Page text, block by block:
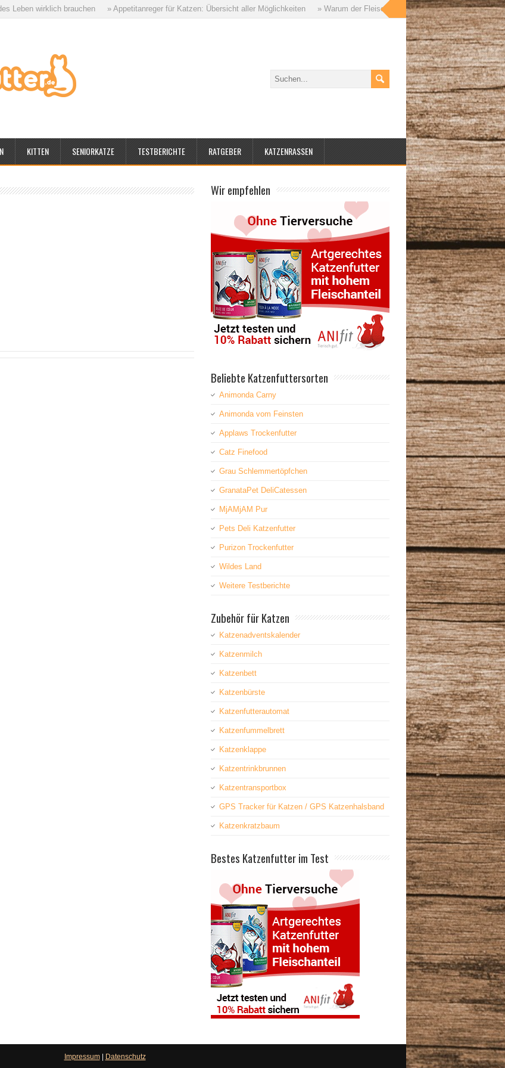
wirklich brauchen » Appetitanreger für Katzen: Übersicht aller Möglichkeiten » Warum der Fleischanteil im Katzenfutter so wichtig ist –
KITTEN SENIORKATZE TESTBERICHTE RATGEBER KATZENRASSEN
Wir empfehlen
Beliebte Katzenfuttersorten
Animonda Carny
Animonda vom Feinsten
Applaws Trockenfutter
Catz Finefood
Grau Schlemmertöpfchen
GranataPet DeliCatessen
MjAMjAM Pur
Pets Deli Katzenfutter
Purizon Trockenfutter
Wildes Land
Weitere Testberichte
Zubehör für Katzen
Katzenadventskalender
Katzenmilch
Katzenbett
Katzenbürste
Katzenfutterautomat
Katzenfummelbrett
Katzenklappe
Katzentrinkbrunnen
Katzentransportbox
GPS Tracker für Katzen / GPS Katzenhalsband
Katzenkratzbaum
Bestes Katzenfutter im Test
Impressum| Datenschutz